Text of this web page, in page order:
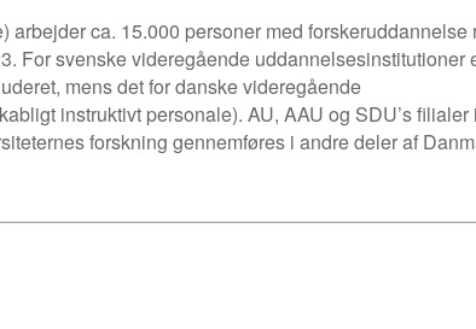
ca. 15.000 personer med forskeruddannelse
For svenske videregående uddannelsesinstitutioner
mens det for danske videregående
instruktivt personale). AU, AAU og SDU’s filialer i
forskning gennemføres i andre deler af